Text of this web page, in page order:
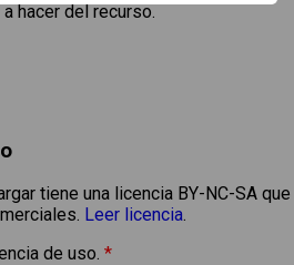
hacer del recurso.
tiene una licencia BY-NC-SA que
Leer licencia.
de uso. *